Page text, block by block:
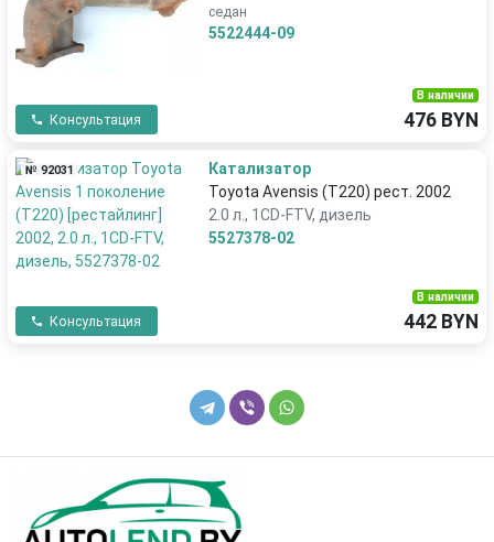
седан
5522444-09
Консультация
В наличии
476 BYN
№ 92031
Катализатор
Toyota Avensis (T220) рест. 2002
2.0 л., 1CD-FTV, дизель
5527378-02
Консультация
В наличии
442 BYN